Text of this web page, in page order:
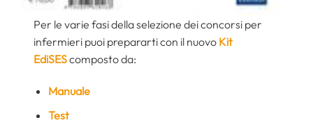
Per le varie fasi della selezione dei concorsi per
infermieri puoi prepararti con il nuovo Kit
EdiSEScomposto da:
Manuale
Test